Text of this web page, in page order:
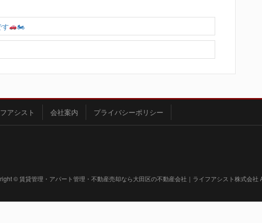
🏍
アシスト 会社案内 プライバシーポリシー
© 賃貸管理・アパート管理・不動産売却なら大田区の不動産会社｜ライフアシスト株式会社